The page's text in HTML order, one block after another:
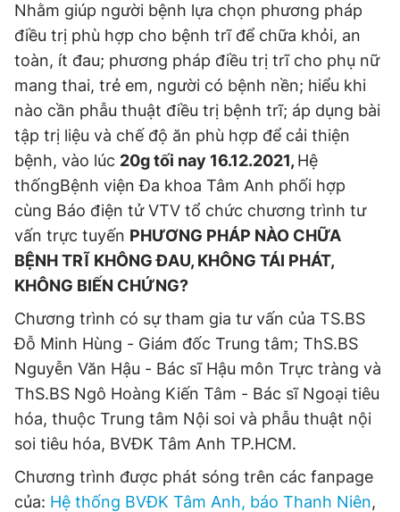
Nhằm giúp người bệnh lựa chọn phương pháp
điều trị phù hợp cho bệnh trĩ để chữa khỏi, an
toàn, ít đau; phương pháp điều trị trĩ cho phụ nữ
mang thai, trẻ em, người có bệnh nền; hiểu khi
nào cần phẫu thuật điều trị bệnh trĩ; áp dụng bài
tập trị liệu và chế độ ăn phù hợp để cải thiện
bệnh, vào lúc 20g tối nay 16.12.2021, Hệ
thốngBệnh viện Đa khoa Tâm Anh phối hợp
cùng Báo điện tử VTV tổ chức chương trình tư
vấn trực tuyến PHƯƠNG PHÁP NÀO CHỮA
BỆNH TRĨ KHÔNG ĐAU, KHÔNG TÁI PHÁT,
KHÔNG BIẾN CHỨNG?
Chương trình có sự tham gia tư vấn của TS.BS
Đỗ Minh Hùng - Giám đốc Trung tâm; ThS.BS
Nguyễn Văn Hậu - Bác sĩ Hậu môn Trực tràng và
ThS.BS Ngô Hoàng Kiến Tâm - Bác sĩ Ngoại tiêu
hóa, thuộc Trung tâm Nội soi và phẫu thuật nội
soi tiêu hóa, BVĐK Tâm Anh TP.HCM.
Chương trình được phát sóng trên các fanpage
của: Hệ thống BVĐK Tâm Anh, báo Thanh Niên,